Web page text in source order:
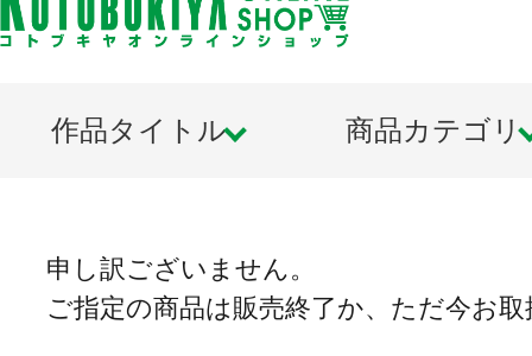
作品タイトル 商品カテゴリ
申し訳ございません。
ご指定の商品は販売終了か、ただ今お